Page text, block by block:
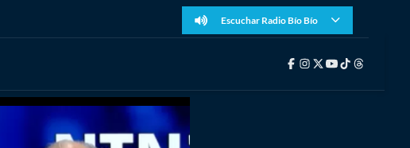
Escuchar Radio Bío Bío